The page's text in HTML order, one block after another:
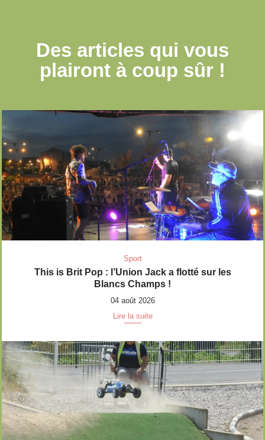
Des articles qui vous
plairont à coup sûr !
Sport
This is Brit Pop : l’Union Jack a flotté sur les
Blancs Champs !
04 août 2026
Lire la suite